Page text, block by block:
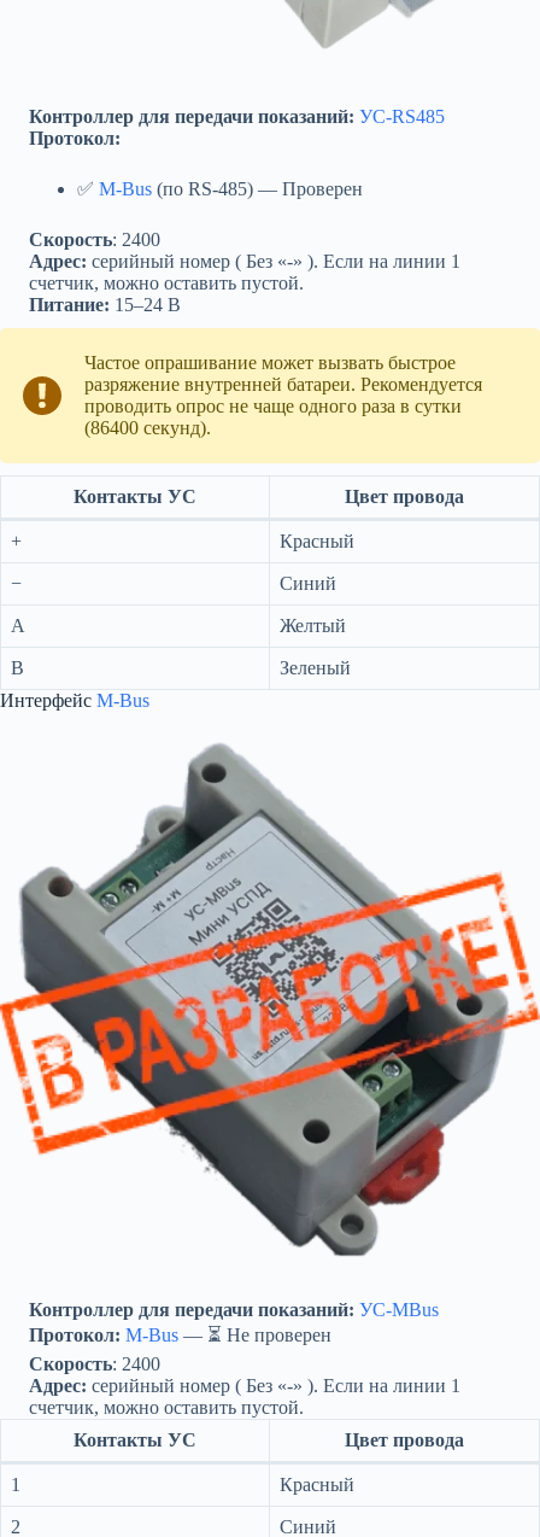
Контроллер для передачи показаний: УС-RS485
Протокол:
✅ M-Bus (по RS-485) — Проверен
Скорость: 2400
Адрес: серийный номер ( Без «-» ). Если на линии 1
счетчик, можно оставить пустой.
Питание: 15‒24 В
Частое опрашивание может вызвать быстрое
разряжение внутренней батареи. Рекомендуется
проводить опрос не чаще одного раза в сутки
(86400 секунд).
Контакты УС Цвет провода
+ Красный
− Синий
A Желтый
B
Зеленый
Интерфейс M-Bus
Контроллер для передачи показаний: УС-MBus
Протокол: M-Bus — ⏳ Не проверен
Скорость: 2400
Адрес: серийный номер ( Без «-» ). Если на линии 1
счетчик, можно оставить пустой.
Контакты УС
Цвет провода
1 Красный
2
Синий